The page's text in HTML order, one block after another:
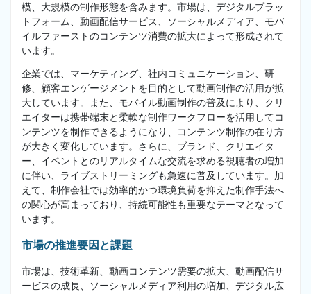
模、大規模の制作形態を含みます。市場は、デジタルプラッ
トフォーム、動画配信サービス、ソーシャルメディア、モバ
イルファーストのコンテンツ消費の拡大によって形成されて
います。
企業では、マーケティング、社内コミュニケーション、研
修、顧客エンゲージメントを目的として動画制作の活用が拡
大しています。また、モバイル動画制作の普及により、クリ
エイターは携帯端末と柔軟な制作ワークフローを活用してコ
ンテンツを制作できるようになり、コンテンツ制作の在り方
が大きく変化しています。さらに、ブランド、クリエイタ
ー、イベントとのリアルタイムな交流を求める視聴者の増加
に伴い、ライブストリーミングも急速に普及しています。加
えて、制作会社では効率的かつ環境負荷を抑えた制作手法へ
の関心が高まっており、持続可能性も重要なテーマとなって
います。
市場の推進要因と課題
市場は、技術革新、動画コンテンツ需要の拡大、動画配信サ
ービスの成長、ソーシャルメディア利用の増加、デジタル広